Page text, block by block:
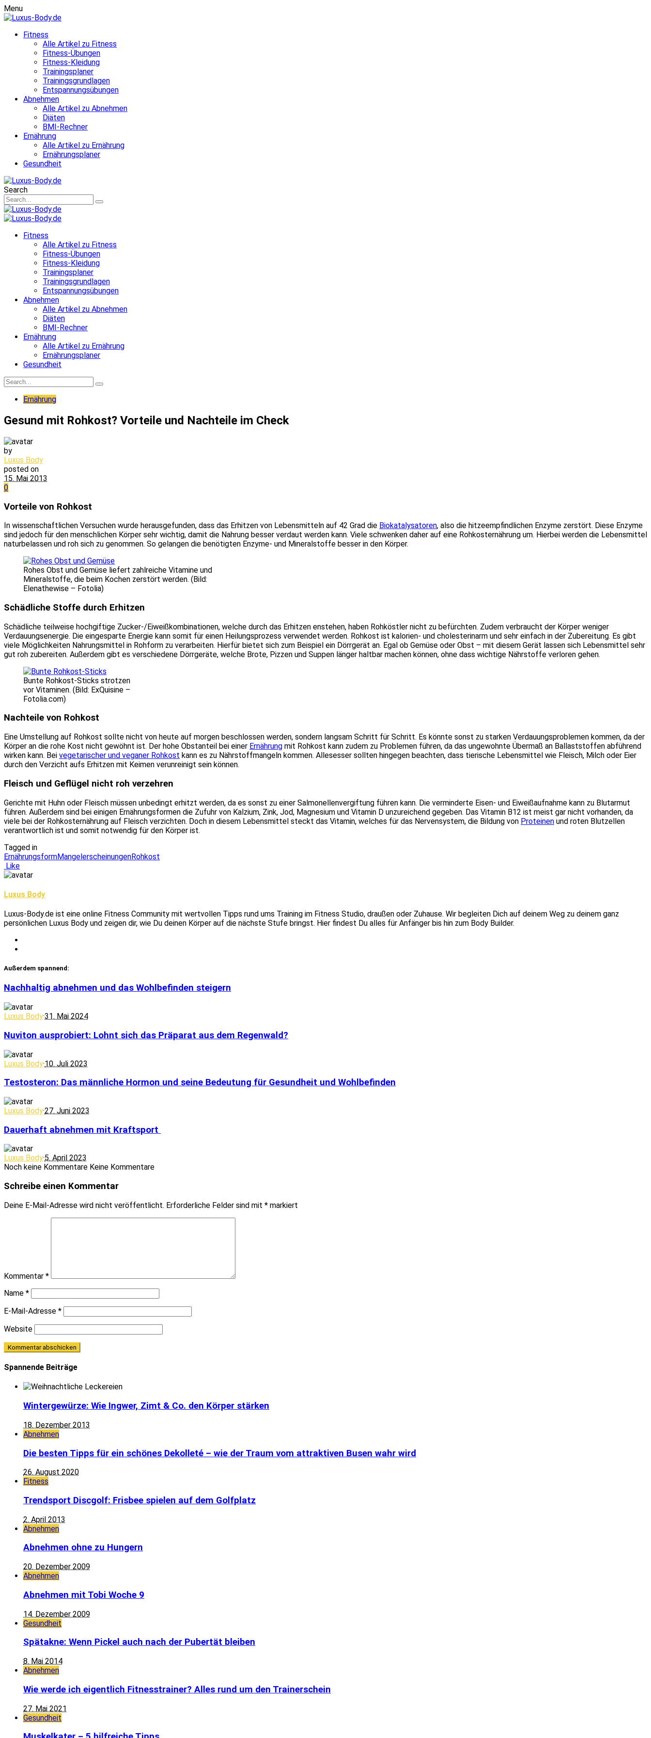
Menu
Fitness
Alle Artikel zu Fitness
Fitness-Übungen
Fitness-Kleidung
Trainingsplaner
Trainingsgrundlagen
Entspannungsübungen
Abnehmen
Alle Artikel zu Abnehmen
Diäten
BMI-Rechner
Ernährung
Alle Artikel zu Ernährung
Ernährungsplaner
Gesundheit
Search
Fitness
Alle Artikel zu Fitness
Fitness-Übungen
Fitness-Kleidung
Trainingsplaner
Trainingsgrundlagen
Entspannungsübungen
Abnehmen
Alle Artikel zu Abnehmen
Diäten
BMI-Rechner
Ernährung
Alle Artikel zu Ernährung
Ernährungsplaner
Gesundheit
Ernährung
Gesund mit Rohkost? Vorteile und Nachteile im Check
by
Luxus Body
posted on
15. Mai 2013
0
Vorteile von Rohkost
In wissenschaftlichen Versuchen wurde herausgefunden, dass das Erhitzen von Lebensmitteln auf 42 Grad die Biokatalysatoren, also die hitzeempfindlichen Enzyme zerstört. Diese Enzyme
sind jedoch für den menschlichen Körper sehr wichtig, damit die Nahrung besser verdaut werden kann. Viele schwenken daher auf eine Rohkosternährung um. Hierbei werden die Lebensmittel
naturbelassen und roh sich zu genommen. So gelangen die benötigten Enzyme- und Mineralstoffe besser in den Körper.
Rohes Obst und Gemüse liefert zahlreiche Vitamine und
Mineralstoffe, die beim Kochen zerstört werden. (Bild:
Elenathewise – Fotolia)
Schädliche Stoffe durch Erhitzen
Schädliche teilweise hochgiftige Zucker-/Eiweißkombinationen, welche durch das Erhitzen enstehen, haben Rohköstler nicht zu befürchten. Zudem verbraucht der Körper weniger
Verdauungsenergie. Die eingesparte Energie kann somit für einen Heilungsprozess verwendet werden. Rohkost ist kalorien- und cholesterinarm und sehr einfach in der Zubereitung. Es gibt
viele Möglichkeiten Nahrungsmittel in Rohform zu verarbeiten. Hierfür bietet sich zum Beispiel ein Dörrgerät an. Egal ob Gemüse oder Obst – mit diesem Gerät lassen sich Lebensmittel sehr
gut roh zubereiten. Außerdem gibt es verschiedene Dörrgeräte, welche Brote, Pizzen und Suppen länger haltbar machen können, ohne dass wichtige Nährstoffe verloren gehen.
Bunte Rohkost-Sticks strotzen
vor Vitaminen. (Bild: ExQuisine –
Fotolia.com)
Nachteile von Rohkost
Eine Umstellung auf Rohkost sollte nicht von heute auf morgen beschlossen werden, sondern langsam Schritt für Schritt. Es könnte sonst zu starken Verdauungsproblemen kommen, da der
Körper an die rohe Kost nicht gewöhnt ist. Der hohe Obstanteil bei einer Ernährung mit Rohkost kann zudem zu Problemen führen, da das ungewohnte Übermaß an Ballaststoffen abführend
wirken kann. Bei vegetarischer und veganer Rohkost kann es zu Nährstoffmangeln kommen. Allesesser sollten hingegen beachten, dass tierische Lebensmittel wie Fleisch, Milch oder Eier
durch den Verzicht aufs Erhitzen mit Keimen verunreinigt sein können.
Fleisch und Geflügel nicht roh verzehren
Gerichte mit Huhn oder Fleisch müssen unbedingt erhitzt werden, da es sonst zu einer Salmonellenvergiftung führen kann. Die verminderte Eisen- und Eiweißaufnahme kann zu Blutarmut
führen. Außerdem sind bei einigen Ernährungsformen die Zufuhr von Kalzium, Zink, Jod, Magnesium und Vitamin D unzureichend gegeben. Das Vitamin B12 ist meist gar nicht vorhanden, da
viele bei der Rohkosternährung auf Fleisch verzichten. Doch in diesem Lebensmittel steckt das Vitamin, welches für das Nervensystem, die Bildung von Proteinen und roten Blutzellen
verantwortlich ist und somit notwendig für den Körper ist.
Tagged in
ErnährungsformMangelerscheinungenRohkost
Like
Luxus Body
Luxus-Body.de ist eine online Fitness Community mit wertvollen Tipps rund ums Training im Fitness Studio, draußen oder Zuhause. Wir begleiten Dich auf deinem Weg zu deinem ganz
persönlichen Luxus Body und zeigen dir, wie Du deinen Körper auf die nächste Stufe bringst. Hier findest Du alles für Anfänger bis hin zum Body Builder.
Außerdem spannend:
Nachhaltig abnehmen und das Wohlbefinden steigern
Luxus Body·31. Mai 2024
Nuviton ausprobiert: Lohnt sich das Präparat aus dem Regenwald?
Luxus Body·10. Juli 2023
Testosteron: Das männliche Hormon und seine Bedeutung für Gesundheit und Wohlbefinden
Luxus Body·27. Juni 2023
Dauerhaft abnehmen mit Kraftsport
Luxus Body·5. April 2023
Noch keine Kommentare Keine Kommentare
Schreibe einen Kommentar
Deine E-Mail-Adresse wird nicht veröffentlicht. Erforderliche Felder sind mit * markiert
Kommentar *
Name *
E-Mail-Adresse *
Website
Spannende Beiträge
Wintergewürze: Wie Ingwer, Zimt & Co. den Körper stärken
18. Dezember 2013
Abnehmen
Die besten Tipps für ein schönes Dekolleté – wie der Traum vom attraktiven Busen wahr wird
26. August 2020
Fitness
Trendsport Discgolf: Frisbee spielen auf dem Golfplatz
2. April 2013
Abnehmen
Abnehmen ohne zu Hungern
20. Dezember 2009
Abnehmen
Abnehmen mit Tobi Woche 9
14. Dezember 2009
Gesundheit
Spätakne: Wenn Pickel auch nach der Pubertät bleiben
8. Mai 2014
Abnehmen
Wie werde ich eigentlich Fitnesstrainer? Alles rund um den Trainerschein
27. Mai 2021
Gesundheit